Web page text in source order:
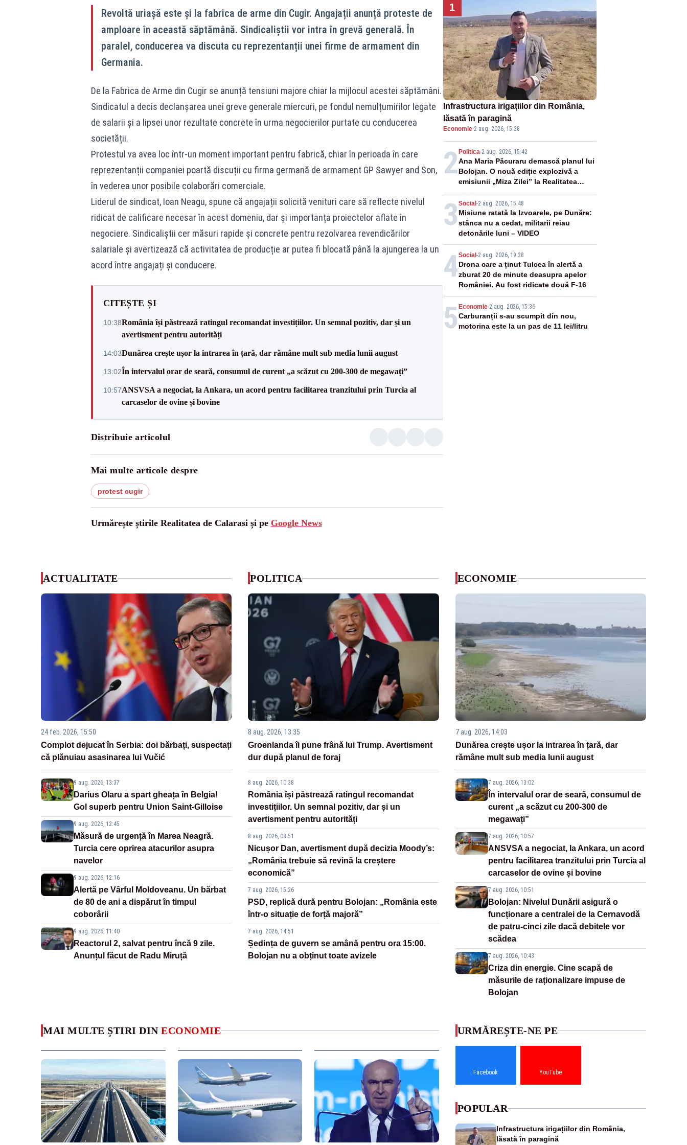
Revoltă uriașă este și la fabrica de arme din Cugir. Angajații anunță proteste de
amploare în această săptămână. Sindicaliștii vor intra în grevă generală. În
paralel, conducerea va discuta cu reprezentanții unei firme de armament din
Germania.
De la Fabrica de Arme din Cugir se anunță tensiuni majore chiar la mijlocul acestei săptămâni.
Sindicatul a decis declanșarea unei greve generale miercuri, pe fondul nemulțumirilor legate
de salarii și a lipsei unor rezultate concrete în urma negocierilor purtate cu conducerea
societății.
Protestul va avea loc într-un moment important pentru fabrică, chiar în perioada în care
reprezentanții companiei poartă discuții cu firma germană de armament GP Sawyer and Son,
în vederea unor posibile colaborări comerciale.
Liderul de sindicat, Ioan Neagu, spune că angajații solicită venituri care să reflecte nivelul
ridicat de calificare necesar în acest domeniu, dar și importanța proiectelor aflate în
negociere. Sindicaliștii cer măsuri rapide și concrete pentru rezolvarea revendicărilor
salariale și avertizează că activitatea de producție ar putea fi blocată până la ajungerea la un
acord între angajați și conducere.
CITEȘTE ȘI
10:38România își păstrează ratingul recomandat investițiilor. Un semnal pozitiv, dar și un
avertisment pentru autorități
14:03Dunărea crește ușor la intrarea în țară, dar rămâne mult sub media lunii august
13:02În intervalul orar de seară, consumul de curent „a scăzut cu 200-300 de megawați”
10:57ANSVSA a negociat, la Ankara, un acord pentru facilitarea tranzitului prin Turcia al
carcaselor de ovine și bovine
Distribuie articolul
Mai multe articole despre
protest cugir
Urmărește știrile Realitatea de Calarasi și pe Google News
1
Infrastructura irigațiilor din România,
lăsată în paragină
Economie·2 aug. 2026, 15:38
2 Politica-2 aug. 2026, 15:42
Ana Maria Păcuraru demască planul lui
Bolojan. O nouă ediție explozivă a
emisiunii „Miza Zilei” la Realitatea
PLUS
3 Social -2 aug. 2026, 15:48
Misiune ratată la Izvoarele, pe Dunăre:
stânca nu a cedat, militarii reiau
detonările luni – VIDEO
4Social -2 aug. 2026, 19:28
Drona care a ținut Tulcea în alertă a
zburat 20 de minute deasupra apelor
României. Au fost ridicate două F-16
5 Economie-2 aug. 2026, 15:36
Carburanții s-au scumpit din nou,
motorina este la un pas de 11 lei/litru
ACTUALITATE
24 feb. 2026, 15:50
Complot dejucat în Serbia: doi bărbați, suspectați
că plănuiau asasinarea lui Vučić
9 aug. 2026, 13:37
Darius Olaru a spart gheața în Belgia!
Gol superb pentru Union Saint-Gilloise
9 aug. 2026, 12:45
Măsură de urgență în Marea Neagră.
Turcia cere oprirea atacurilor asupra
navelor
9 aug. 2026, 12:16
Alertă pe Vârful Moldoveanu. Un bărbat
de 80 de ani a dispărut în timpul
coborârii
9 aug. 2026, 11:40
Reactorul 2, salvat pentru încă 9 zile.
Anunțul făcut de Radu Miruță
POLITICA
8 aug. 2026, 13:35
Groenlanda îi pune frână lui Trump. Avertisment
dur după planul de foraj
8 aug. 2026, 10:38
România își păstrează ratingul recomandat
investițiilor. Un semnal pozitiv, dar și un
avertisment pentru autorități
8 aug. 2026, 08:51
Nicușor Dan, avertisment după decizia Moody’s:
„România trebuie să revină la creștere
economică”
7 aug. 2026, 15:26
PSD, replică dură pentru Bolojan: „România este
într-o situație de forță majoră”
7 aug. 2026, 14:51
Ședința de guvern se amână pentru ora 15:00.
Bolojan nu a obținut toate avizele
ECONOMIE
7 aug. 2026, 14:03
Dunărea crește ușor la intrarea în țară, dar
rămâne mult sub media lunii august
7 aug. 2026, 13:02
În intervalul orar de seară, consumul de
curent „a scăzut cu 200-300 de
megawați”
7 aug. 2026, 10:57
ANSVSA a negociat, la Ankara, un acord
pentru facilitarea tranzitului prin Turcia al
carcaselor de ovine și bovine
7 aug. 2026, 10:51
Bolojan: Nivelul Dunării asigură o
funcționare a centralei de la Cernavodă
de patru-cinci zile dacă debitele vor
scădea
7 aug. 2026, 10:43
Criza din energie. Cine scapă de
măsurile de raționalizare impuse de
Bolojan
MAI MULTE ȘTIRI DIN ECONOMIE URMĂREȘTE-NE PE
Facebook YouTube
POPULAR
Infrastructura irigațiilor din România,
lăsată în paragină